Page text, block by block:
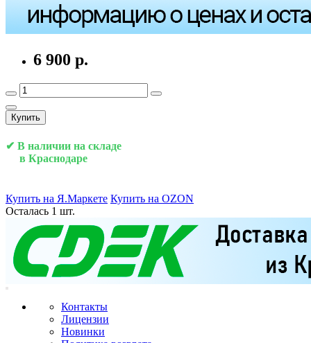
6 900 р.
Купить
✔ В наличии на складе
в Краснодаре
Купить на Я.Маркете Купить на OZON
Осталась 1 шт.
Контакты
Лицензии
Новинки